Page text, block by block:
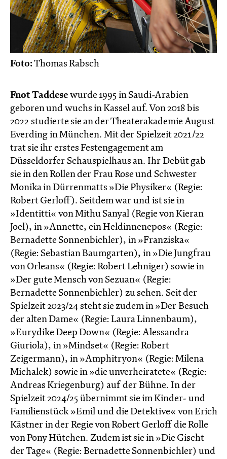
Foto:Thomas Rabsch
Fnot Taddese wurde 1995 in Saudi-Arabien
geboren und wuchs in Kassel auf. Von 2018 bis
2022 studierte sie an der Theaterakademie August
Everding in München. Mit der Spielzeit 2021/22
trat sie ihr erstes Festengagement am
Düsseldorfer Schauspielhaus an. Ihr Debüt gab
sie in den Rollen der Frau Rose und Schwester
Monika in Dürrenmatts »Die Physiker« (Regie:
Robert Gerloff).​ Seitdem war und ist sie in
»Identitti« von Mithu Sanyal (Regie von Kieran
Joel), in »Annette, ein Heldinnenepos« (Regie:
Bernadette Sonnenbichler), in »Franziska«
(Regie: Sebastian Baumgarten), in »Die Jungfrau
von Orleans« (Regie: Robert Lehniger) sowie in
»Der gute Mensch von Sezuan« (Regie:
Bernadette Sonnenbichler) zu sehen. Seit der
Spielzeit 2023/24 steht sie zudem in »Der Besuch
der alten Dame« (Regie: Laura Linnenbaum),
»Eurydike Deep Down« (Regie: Alessandra
Giuriola), in »Mindset« (Regie: Robert
Zeigermann), in »Amphitryon« (Regie: Milena
Michalek) sowie in »die unverheiratete« (Regie:
Andreas Kriegenburg) auf der Bühne. In der
Spielzeit 2024/25 übernimmt sie im Kinder- und
Familienstück »Emil und die Detektive« von Erich
Kästner in der Regie von Robert Gerloff die Rolle
von Pony Hütchen. Zudem ist sie in »Die Gischt
der Tage« (Regie: Bernadette Sonnenbichler) und